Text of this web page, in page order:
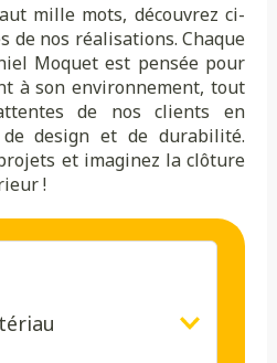
mille mots, découvrez ci-
de nos réalisations. Chaque
Moquet est pensée pour
à son environnement, tout
de nos clients en
design et de durabilité.
et imaginez la clôture
!